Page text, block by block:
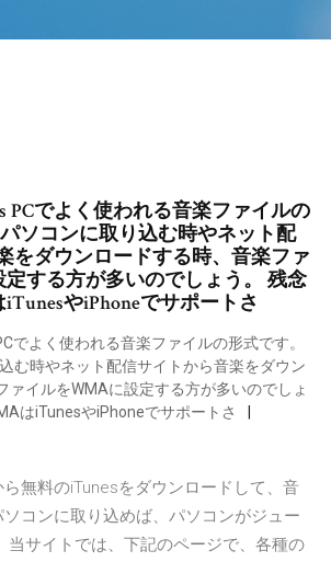
PCでよく使われる音楽ファイルの
ソコンに取り込む時やネット配
をダウンロードする時、音楽ファ
する方が多いのでしょう。 残念
やiPhoneでサポートさ
でよく使われる音楽ファイルの形式です。
む時やネット配信サイトから音楽をダウン
ァイルをWMAに設定する方が多いのでしょ
はiTunesやiPhoneでサポートさ
無料のiTunesをダウンロードして、音
コンに取り込めば、パソコンがジュー
当サイトでは、下記のページで、各種の